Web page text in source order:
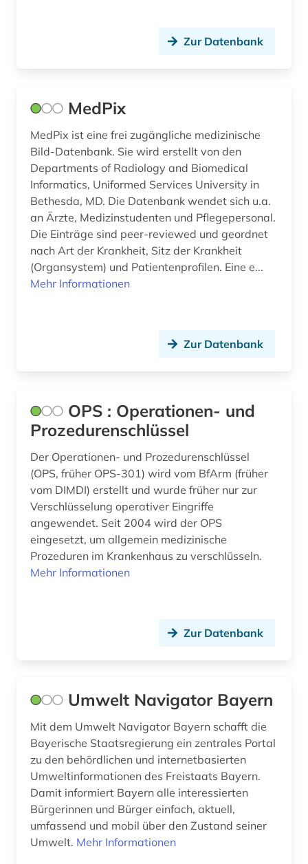
bauleistung (1)
baum (3)
baumart (1)
baumaschine (1)
baumaschinen (1)
baumaßnahme (1)
baumschädlinge (1)
baupreis (1)
bauprodukt (1)
bausanierung (1)
baustoff (4)
baustoffe (1)
bauwerk (1)
bayern (27)
bedrohte (1)
bedrohte pflanzen (1)
bedrohte sprache (1)
Zur Datenbank
MedPix
MedPix ist eine frei zugängliche medizinische
Bild-Datenbank. Sie wird erstellt von den
Departments of Radiology and Biomedical
Informatics, Uniformed Services University in
Bethesda, MD. Die Datenbank wendet sich u.a.
an Ärzte, Medizinstudenten und Pflegepersonal.
Die Einträge sind peer-reviewed und geordnet
nach Art der Krankheit, Sitz der Krankheit
(Organsystem) und Patientenprofilen. Eine e...
Mehr Informationen
Zur Datenbank
OPS : Operationen- und
Prozedurenschlüssel
Der Operationen- und Prozedurenschlüssel
(OPS, früher OPS-301) wird vom BfArm (früher
vom DIMDI) erstellt und wurde früher nur zur
Verschlüsselung operativer Eingriffe
angewendet. Seit 2004 wird der OPS
eingesetzt, um allgemein medizinische
Prozeduren im Krankenhaus zu verschlüsseln.
Mehr Informationen
Zur Datenbank
Umwelt Navigator Bayern
Mit dem Umwelt Navigator Bayern schafft die
Bayerische Staatsregierung ein zentrales Portal
zu den behördlichen und internetbasierten
Umweltinformationen des Freistaats Bayern.
Damit informiert Bayern alle interessierten
Bürgerinnen und Bürger einfach, aktuell,
umfassend und mobil über den Zustand seiner
Umwelt. Mehr Informationen